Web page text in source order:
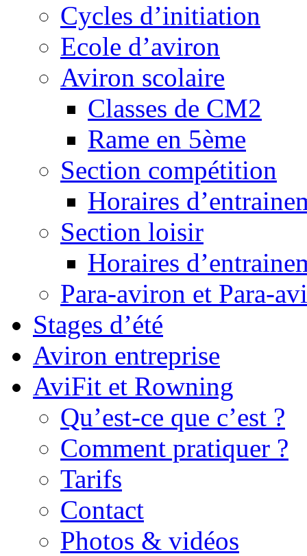
Cycles d’initiation
Ecole d’aviron
Aviron scolaire
Classes de CM2
Rame en 5ème
Section compétition
Horaires
Section loisir
Horaires
Para-aviron et Para-
Stages d’été
Aviron entreprise
AviFit et Rowning
Qu’est-ce que c’est ?
Comment pratiquer ?
Tarifs
Contact
Photos & vidéos